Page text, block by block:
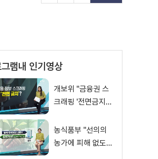
램내 인기영상
개보위 "금융권 스
크래핑 '전면금지'?
로보기]
농식품부 "선의의
농가에 피해 없도